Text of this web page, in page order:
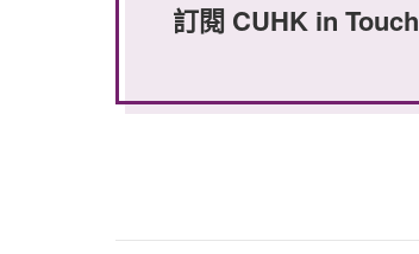
訂閱 CUHK in Touch